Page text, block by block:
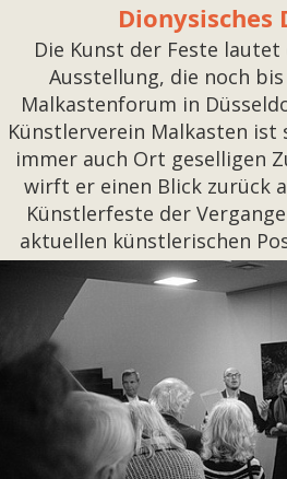
Dionysisches
Die Kunst der Feste
Ausstellung, die noch
Malkastenforum in
Künstlerverein Malkasten ist
immer auch Ort geselligen
wirft er einen Blick zurück
Künstlerfeste der
aktuellen künstlerischen